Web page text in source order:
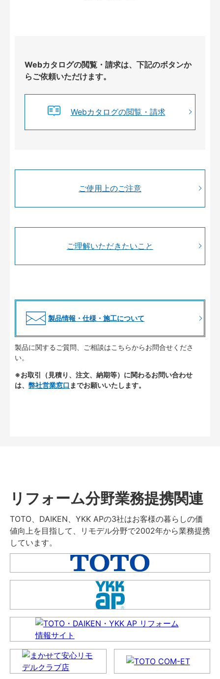
Webカタログの閲覧・請求は、下記のボタンか
らご依頼いただけます。
Webカタログの閲覧・請求
ご使用上のご注意
ご理解いただきたいこと
製品情報・仕様・施工について
製品に関するご質問、ご相談はこちらからお問合せくださ
い。
※お取引（見積り、注文、納期等）に関わるお問い合わせ
は、 弊社営業窓口 までお願いいたします。
リフォーム分野業務提携関連
TOTO、DAIKEN、YKK APの3社はお客様の暮らしの価
値向上を目指して、リモデル分野で2002年から業務提携
しています。